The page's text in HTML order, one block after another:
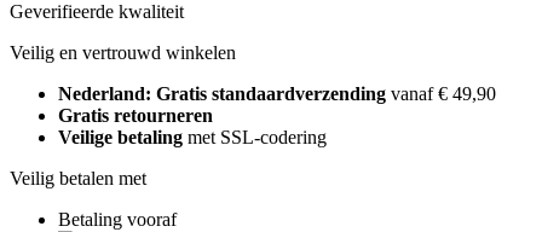
Geverifieerde kwaliteit
Veilig en vertrouwd winkelen
Nederland: Gratis standaardverzending vanaf € 49,90
Gratis retourneren
Veilige betaling met SSL-codering
Veilig betalen met
Betaling vooraf